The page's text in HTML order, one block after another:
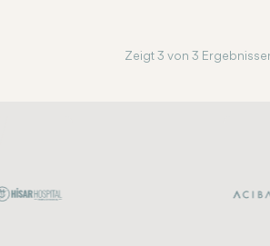
Zeigt 3 von 3